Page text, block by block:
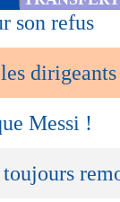
son refus
dirigeants
Messi !